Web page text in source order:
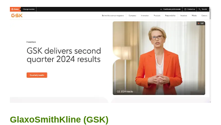
GlaxoSmithKline (GSK)